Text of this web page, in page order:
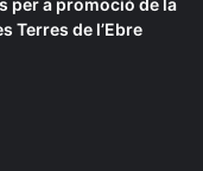
per a promoció de la
Terres de l’Ebre